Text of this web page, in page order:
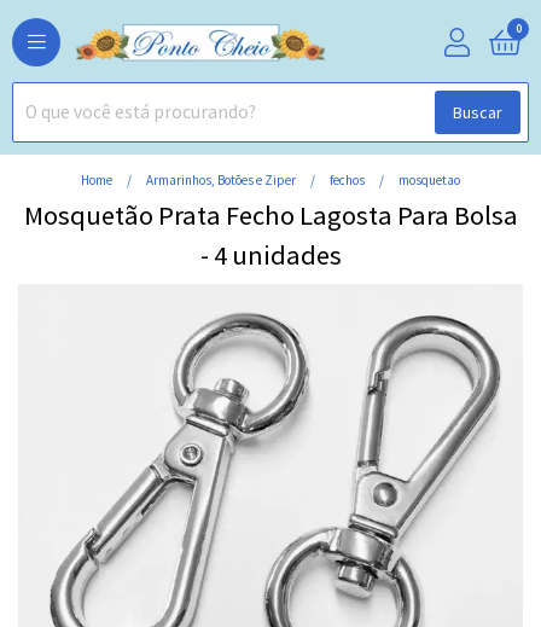
Buscar
0
Home Armarinhos, Botões e Ziper fechos mosquetao
Mosquetão Prata Fecho Lagosta Para Bolsa
- 4 unidades